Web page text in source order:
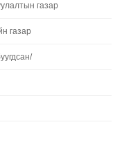
газар
газар